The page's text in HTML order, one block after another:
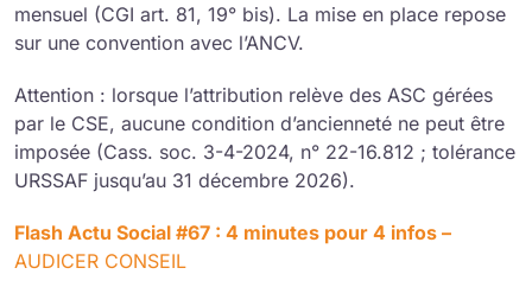
mensuel (CGI art. 81, 19° bis). La mise en place repose
sur une convention avec l’ANCV.
Attention : lorsque l’attribution relève des ASC gérées
par le CSE, aucune condition d’ancienneté ne peut être
imposée (Cass. soc. 3-4-2024, n° 22-16.812 ; tolérance
URSSAF jusqu’au 31 décembre 2026).
Flash Actu Social #67 : 4 minutes pour 4 infos –
AUDICER CONSEIL